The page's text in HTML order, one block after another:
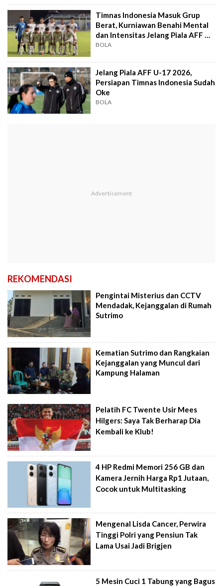
Timnas Indonesia Masuk Grup
Berat, Kurniawan Benahi Mental
dan Intensitas Jelang Piala AFF U-
17 2026
BOLA
Jelang Piala AFF U-17 2026,
Persiapan Timnas Indonesia Sudah
Oke
BOLA
REKOMENDASI
Pengintai Misterius dan CCTV
Mendadak, Kejanggalan di Rumah
Sutrimo
Kematian Sutrimo dan Rangkaian
Kejanggalan yang Muncul dari
Kampung Halaman
Pelatih FC Twente Usir Mees
Hilgers: Saya Tak Berharap Dia
Kembali ke Klub!
4 HP Redmi Memori 256 GB dan
Kamera Jernih Harga Rp1 Jutaan,
Cocok untuk Multitasking
Mengenal Lisda Cancer, Perwira
Tinggi Polri yang Pensiun Tak
Lama Usai Jadi Brigjen
5 Mesin Cuci 1 Tabung yang Bagus